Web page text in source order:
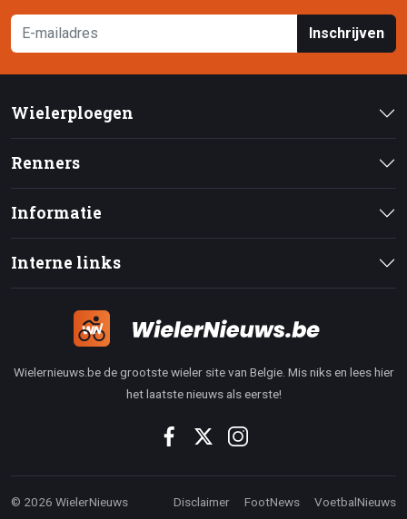
Inschrijven
Wielerploegen
Renners
Informatie
Interne links
Wielernieuws.be de grootste wieler site van Belgie. Mis niks en lees hier
het laatste nieuws als eerste!
© 2026 WielerNieuws Disclaimer FootNews VoetbalNieuws